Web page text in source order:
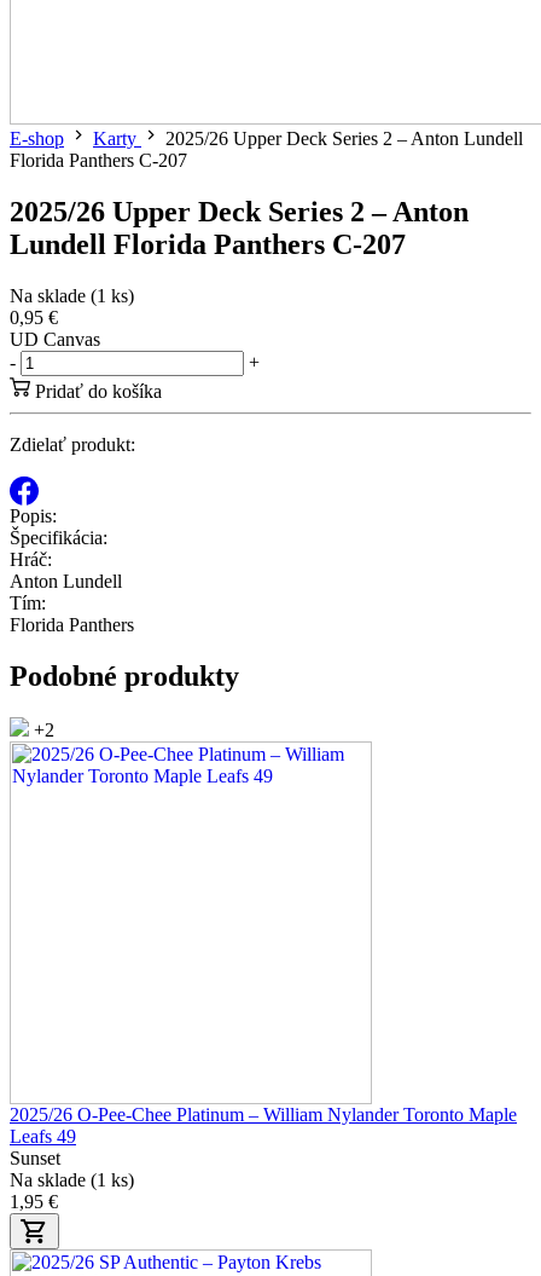
E-shop Karty
2025/26 Upper Deck Series 2 – Anton Lundell
Florida Panthers C-207
2025/26 Upper Deck Series 2 – Anton
Lundell Florida Panthers C-207
Na sklade (1 ks)
0,95 €
UD Canvas
-
+
Pridať do košíka
Zdielať produkt:
Popis:
Špecifikácia:
Hráč:
Anton Lundell
Tím:
Florida Panthers
Podobné produkty
+2
2025/26 O-Pee-Chee Platinum – William Nylander Toronto Maple
Leafs 49
Sunset
Na sklade (1 ks)
1,95 €